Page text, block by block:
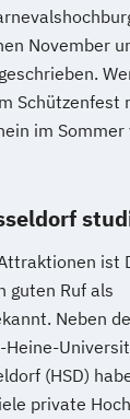
November
Schützenfest
im Sommer
ist
guten Ruf als
Neben
(HSD)
private